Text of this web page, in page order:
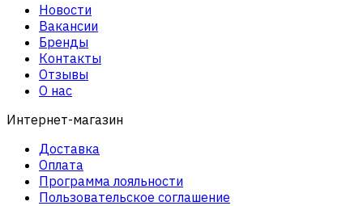
Новости
Вакансии
Бренды
Контакты
Отзывы
О нас
Интернет-магазин
Доставка
Оплата
Программа лояльности
Пользовательское соглашение